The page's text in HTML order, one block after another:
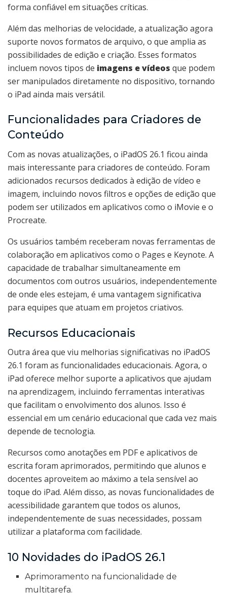
forma confiável em situações críticas.
Além das melhorias de velocidade, a atualização agora
suporte novos formatos de arquivo, o que amplia as
possibilidades de edição e criação. Esses formatos
incluem novos tipos de imagens e vídeos que podem
ser manipulados diretamente no dispositivo, tornando
o iPad ainda mais versátil.
Funcionalidades para Criadores de
Conteúdo
Com as novas atualizações, o iPadOS 26.1 ficou ainda
mais interessante para criadores de conteúdo. Foram
adicionados recursos dedicados à edição de vídeo e
imagem, incluindo novos filtros e opções de edição que
podem ser utilizados em aplicativos como o iMovie e o
Procreate.
Os usuários também receberam novas ferramentas de
colaboração em aplicativos como o Pages e Keynote. A
capacidade de trabalhar simultaneamente em
documentos com outros usuários, independentemente
de onde eles estejam, é uma vantagem significativa
para equipes que atuam em projetos criativos.
Recursos Educacionais
Outra área que viu melhorias significativas no iPadOS
26.1 foram as funcionalidades educacionais. Agora, o
iPad oferece melhor suporte a aplicativos que ajudam
na aprendizagem, incluindo ferramentas interativas
que facilitam o envolvimento dos alunos. Isso é
essencial em um cenário educacional que cada vez mais
depende de tecnologia.
Recursos como anotações em PDF e aplicativos de
escrita foram aprimorados, permitindo que alunos e
docentes aproveitem ao máximo a tela sensível ao
toque do iPad. Além disso, as novas funcionalidades de
acessibilidade garantem que todos os alunos,
independentemente de suas necessidades, possam
utilizar a plataforma com facilidade.
10 Novidades do iPadOS 26.1
Aprimoramento na funcionalidade de
multitarefa.